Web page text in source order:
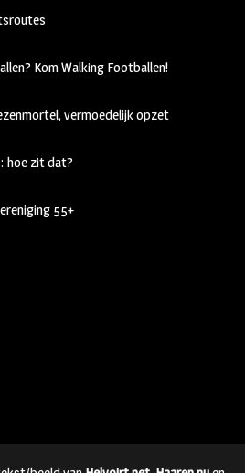
Kom Walking Footballen!
vermoedelijk opzet
hoe zit dat?
55+